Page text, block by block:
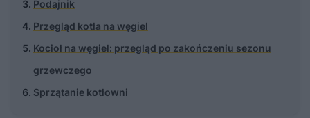
Podajnik
Przegląd kotła na węgiel
Kocioł na węgiel: przegląd po zakończeniu sezonu
grzewczego
Sprzątanie kotłowni